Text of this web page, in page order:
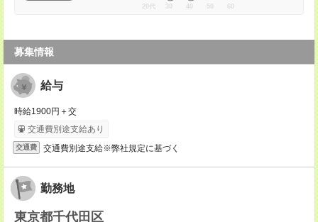
20代 30 40 50 60
募集情報
給与
時給1900円＋交
交通費別途支給あり
交通費 交通費別途支給※弊社規定に基づく
勤務地
東京都千代田区